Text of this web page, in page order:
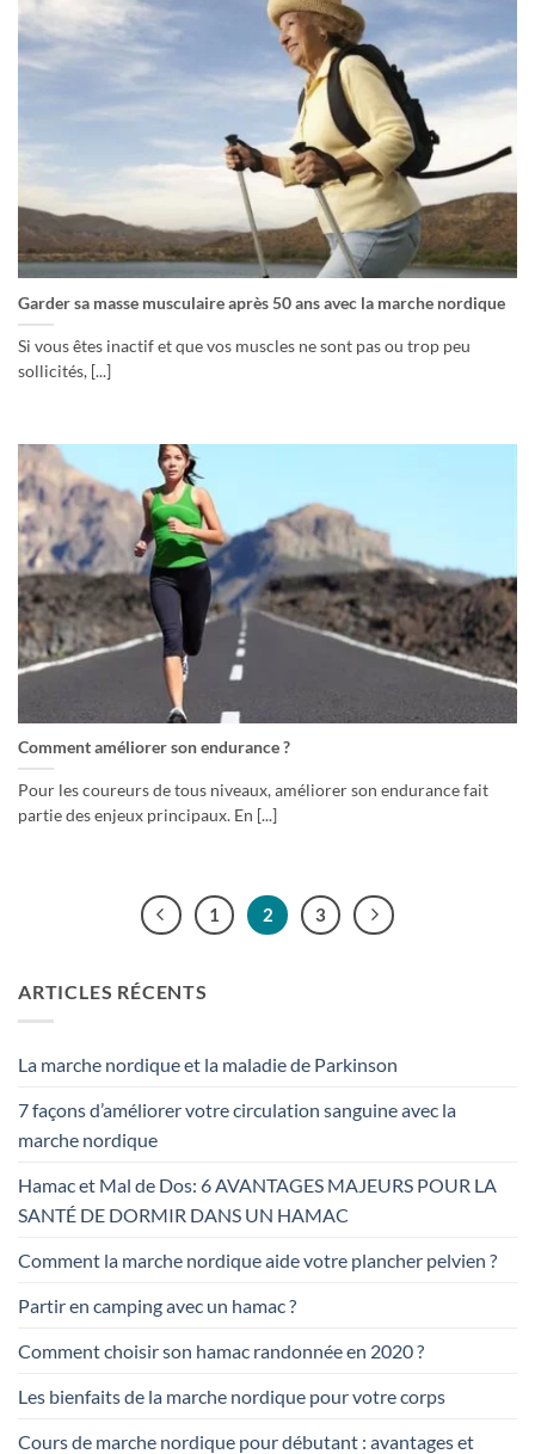
Garder sa masse musculaire après 50 ans avec la marche nordique
Si vous êtes inactif et que vos muscles ne sont pas ou trop peu
sollicités, [...]
Comment améliorer son endurance ?
Pour les coureurs de tous niveaux, améliorer son endurance fait
partie des enjeux principaux. En [...]
1 2 3
ARTICLES RÉCENTS
La marche nordique et la maladie de Parkinson
7 façons d’améliorer votre circulation sanguine avec la
marche nordique
Hamac et Mal de Dos: 6 AVANTAGES MAJEURS POUR LA
SANTÉ DE DORMIR DANS UN HAMAC
Comment la marche nordique aide votre plancher pelvien ?
Partir en camping avec un hamac ?
Comment choisir son hamac randonnée en 2020 ?
Les bienfaits de la marche nordique pour votre corps
Cours de marche nordique pour débutant : avantages et